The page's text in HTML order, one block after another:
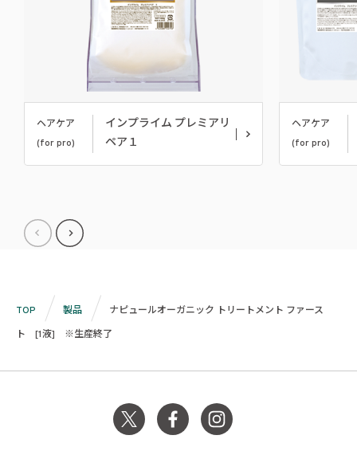
ヘアケア
(for pro)
インプライム プレミアリ
ペア１
ヘアケア
(for pro)
TOP 製品
ナピュールオーガニック トリートメント ファース
ト [1液] ※生産終了